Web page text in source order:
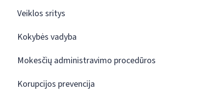
Veiklos sritys
Kokybės vadyba
Mokesčių administravimo procedūros
Korupcijos prevencija